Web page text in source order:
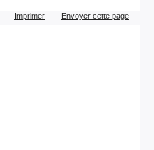
Imprimer Envoyer cette page